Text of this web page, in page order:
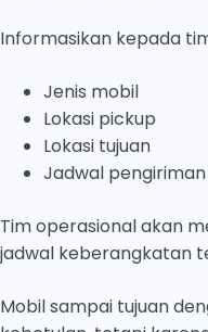
Informasikan kepada
Jenis mobil
Lokasi pickup
Lokasi tujuan
Jadwal pengiriman
Tim operasional akan
jadwal keberangkatan
Mobil sampai tujuan